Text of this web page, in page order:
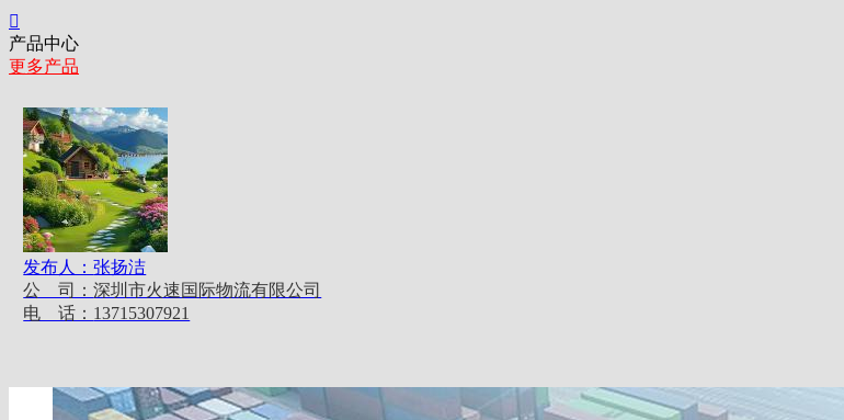

产品中心
更多产品
发布人：张扬洁
公 司：深圳市火速国际物流有限公司
电 话： 13715307921